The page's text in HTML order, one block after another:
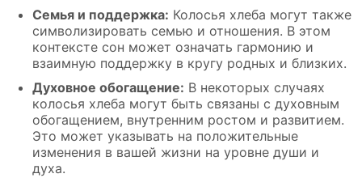
Семья и поддержка: Колосья хлеба могут также
символизировать семью и отношения. В этом
контексте сон может означать гармонию и
взаимную поддержку в кругу родных и близких.
Духовное обогащение: В некоторых случаях
колосья хлеба могут быть связаны с духовным
обогащением, внутренним ростом и развитием.
Это может указывать на положительные
изменения в вашей жизни на уровне души и
духа.